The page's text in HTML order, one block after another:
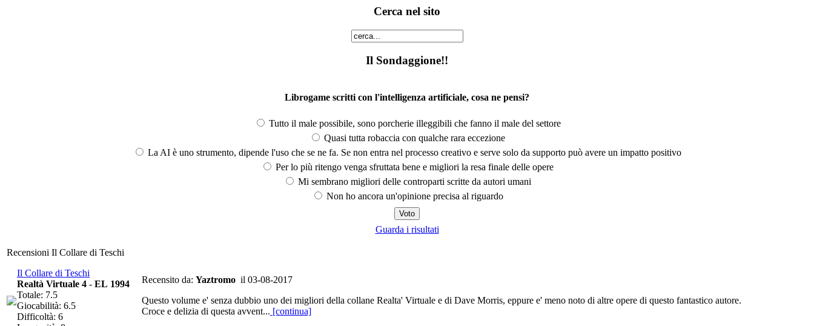
Cerca nel sito
Il Sondaggione!!
Librogame scritti con l'intelligenza artificiale, cosa ne pensi?
Tutto il male possibile, sono porcherie illeggibili che fanno il male del settore
Quasi tutta robaccia con qualche rara eccezione
La AI è uno strumento, dipende l'uso che se ne fa. Se non entra nel processo creativo e serve solo da supporto può avere un impatto positivo
Per lo più ritengo venga sfruttata bene e migliori la resa finale delle opere
Mi sembrano migliori delle controparti scritte da autori umani
Non ho ancora un'opinione precisa al riguardo
Guarda i risultati
Recensioni Il Collare di Teschi
Il Collare di Teschi
Recensito da: Yaztromo il 03-08-2017
Questo volume e' senza dubbio uno dei migliori della collane Realta' Virtuale e di Dave Morris, eppure e' meno noto di altre opere di questo fantastico autore.
Croce e delizia di questa avvent... [continua]
Realtà Virtuale 4 - EL 1994
Totale: 7.5
Giocabilità: 6.5
Difficoltà: 6